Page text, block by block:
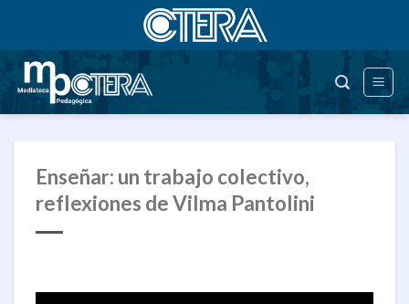
contenido
Enseñar: un trabajo colectivo,
reflexiones de Vilma Pantolini